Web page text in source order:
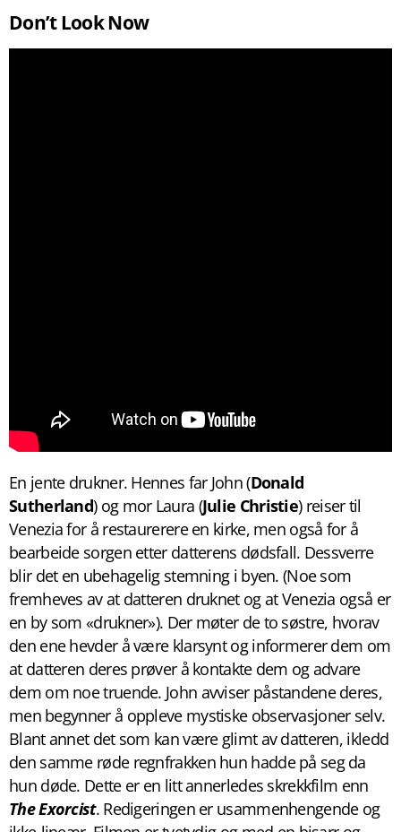
Don’t Look Now
En jente drukner. Hennes far John (Donald
Sutherland) og mor Laura (Julie Christie) reiser til
Venezia for å restaurerere en kirke, men også for å
bearbeide sorgen etter datterens dødsfall. Dessverre
blir det en ubehagelig stemning i byen. (Noe som
fremheves av at datteren druknet og at Venezia også er
en by som «drukner»). Der møter de to søstre, hvorav
den ene hevder å være klarsynt og informerer dem om
at datteren deres prøver å kontakte dem og advare
dem om noe truende. John avviser påstandene deres,
men begynner å oppleve mystiske observasjoner selv.
Blant annet det som kan være glimt av datteren, ikledd
den samme røde regnfrakken hun hadde på seg da
hun døde. Dette er en litt annerledes skrekkfilm enn
The Exorcist. Redigeringen er usammenhengende og